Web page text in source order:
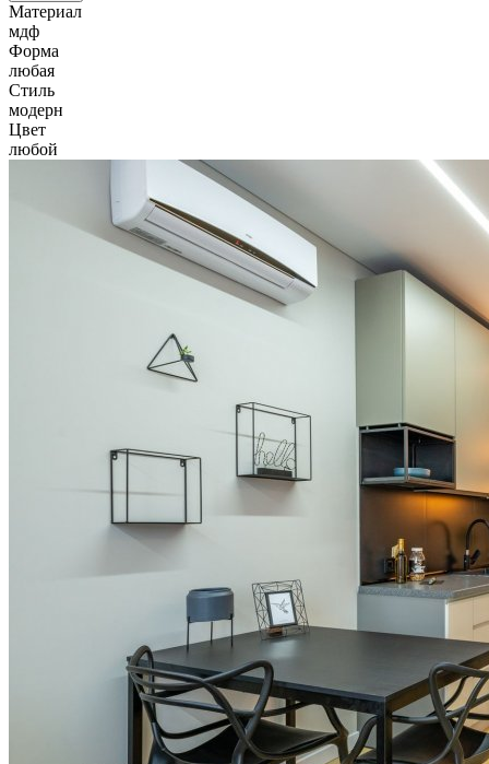
Материал
мдф
Форма
любая
Стиль
модерн
Цвет
любой